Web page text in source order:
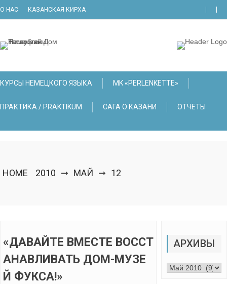
О НАС КАЗАНСКАЯ КИРХА
КУРСЫ НЕМЕЦКОГО ЯЗЫКА МK «PERLENKETTE»
ПРАКТИКА / PRAKTIKUM САГА О КАЗАНИ ОТЧЕТЫ
HOME 2010 ➞ МАЙ ➞ 12
«ДАВАЙТЕ ВМЕСТЕ ВОССТ
АНАВЛИВАТЬ ДОМ-МУЗЕ
Й ФУКСА!»
АРХИВЫ
Архивы